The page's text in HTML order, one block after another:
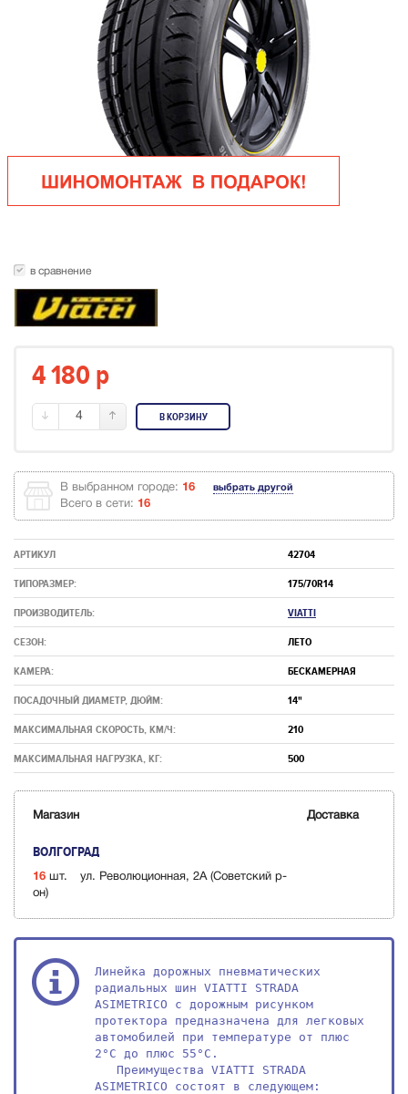
в сравнение
4 180 p
4 В КОРЗИНУ
В выбранном городе: 16 выбрать другой
Всего в сети: 16
АРТИКУЛ 42704
ТИПОРАЗМЕР: 175/70R14
ПРОИЗВОДИТЕЛЬ: VIATTI
СЕЗОН: ЛЕТО
КАМЕРА: БЕСКАМЕРНАЯ
ПОСАДОЧНЫЙ ДИАМЕТР, ДЮЙМ: 14"
МАКСИМАЛЬНАЯ СКОРОСТЬ, КМ/Ч: 210
МАКСИМАЛЬНАЯ НАГРУЗКА, КГ: 500
Магазин Доставка
ВОЛГОГРАД
16 шт.
ул. Революционная, 2А (Советский р-
он)
Линейка дорожных пневматических
радиальных шин VIATTI STRADA
ASIMETRICO с дорожным рисунком
протектора предназначена для легковых
автомобилей при температуре от плюс
2°С до плюс 55°С.
ASIMETRICO состоят в следующем: